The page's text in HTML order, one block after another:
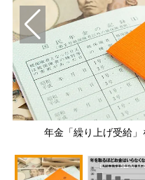
年金「繰り上げ受給